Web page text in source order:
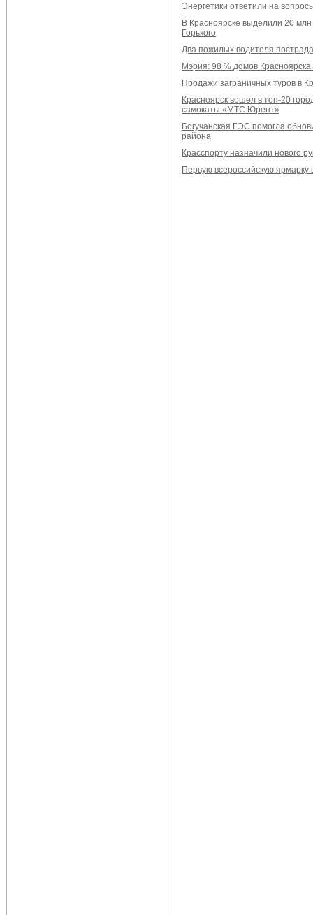
Энергетики ответили на
В Красноярске выделили 20
Горького
Два пожилых водителя
Мэрия: 98 % домов
Продажи заграничных туров в
Красноярск вошел в топ-20
самокаты «МТС Юрент»
Богучанская ГЭС помогла
района
Красспорту назначили нового
Первую всероссийскую ярмарку